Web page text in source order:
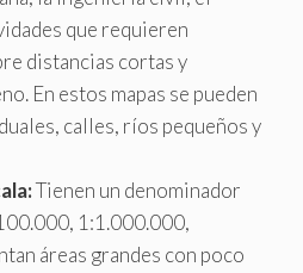
que requieren
distancias cortas y
En estos mapas se pueden
calles, ríos pequeños y
Tienen un denominador
1:1.000.000,
áreas grandes con poco